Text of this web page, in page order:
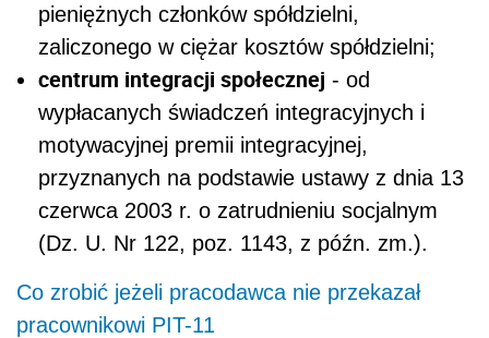
pieniężnych członków spółdzielni,
zaliczonego w ciężar kosztów spółdzielni;
centrum integracji społecznej - od
wypłacanych świadczeń integracyjnych i
motywacyjnej premii integracyjnej,
przyznanych na podstawie ustawy z dnia 13
czerwca 2003 r. o zatrudnieniu socjalnym
(Dz. U. Nr 122, poz. 1143, z późn. zm.).
Co zrobić jeżeli pracodawca nie przekazał
pracownikowi PIT-11